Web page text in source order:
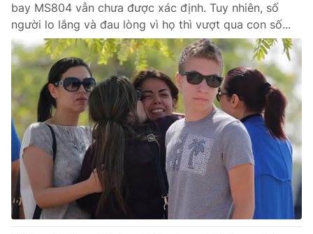
Photo Infographic
Video Shorts video
VTV Money VTV Thể thao
VTV Sức khoẻ Bất động sản
Thị trường 24h Tấm lòng Việt
VTV4 Vươn mình bằng AI
bay MS804 vẫn chưa được xác định. Tuy nhiên, số
người lo lắng và đau lòng vì họ thì vượt qua con số...